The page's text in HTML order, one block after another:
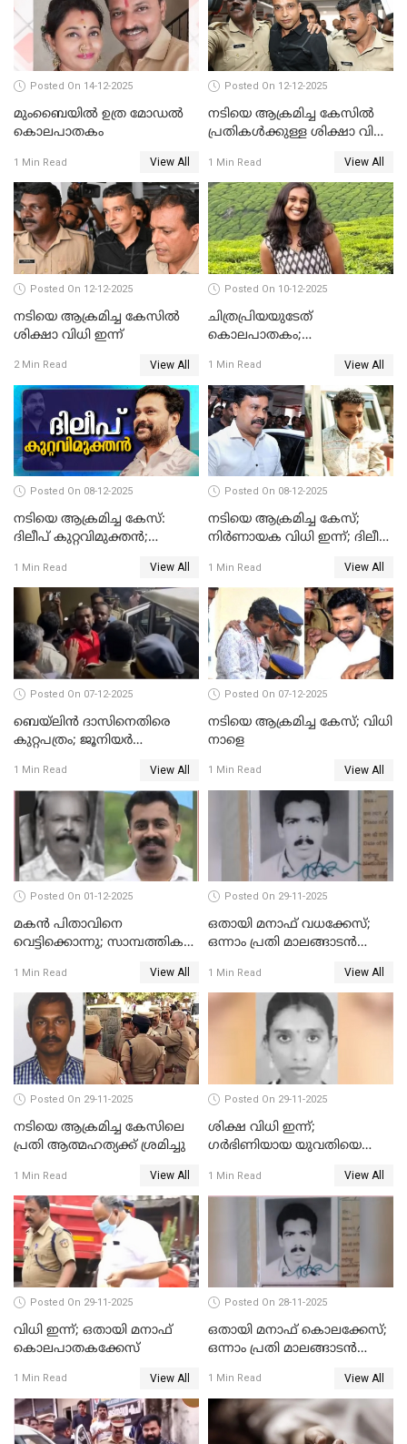
Posted On 14-12-2025
മുംബൈയില്‍ ഉത്ര മോഡല്‍
കൊലപാതകം
1 Min Read View All
Posted On 12-12-2025
നടിയെ ആക്രമിച്ച കേസില്‍
പ്രതികള്‍ക്കുള്ള ശിക്ഷാ വിധി
1 Min Read View All
Posted On 12-12-2025
നടിയെ ആക്രമിച്ച കേസിൽ
ശിക്ഷാ വിധി ഇന്ന്
2 Min Read View All
Posted On 10-12-2025
ചിത്രപ്രിയയുടേത്
കൊലപാതകം;
സമ്മതിച്ചെന്ന് പൊലീസ്
1 Min Read View All
Posted On 08-12-2025
നടിയെ ആക്രമിച്ച കേസ്:
ദിലീപ് കുറ്റവിമുക്തന്‍;
പ്രതികള്‍ കുറ്റക്കാര്‍;
ശിക്ഷവിധി 12 ന്
1 Min Read View All
Posted On 08-12-2025
നടിയെ ആക്രമിച്ച കേസ്;
നിർണായക വിധി ഇന്ന്; ദിലീപ്
1 Min Read View All
Posted On 07-12-2025
ബെയ്‌ലിന്‍ ദാസിനെതിരെ
കുറ്റപത്രം; ജൂനിയർ
മർദിച്ച കേസ്
1 Min Read View All
Posted On 07-12-2025
നടിയെ ആക്രമിച്ച കേസ്; വിധി
നാളെ
1 Min Read View All
Posted On 01-12-2025
മകൻ പിതാവിനെ
വെട്ടിക്കൊന്നു; സാമ്പത്തിക
1 Min Read View All
Posted On 29-11-2025
ഒതായി മനാഫ് വധക്കേസ്;
ഒന്നാം പ്രതി മാലങ്ങാടൻ
ഒരു ലക്ഷം രൂപ പിഴ
1 Min Read View All
Posted On 29-11-2025
നടിയെ ആക്രമിച്ച കേസിലെ
പ്രതി ആത്മഹത്യക്ക് ശ്രമിച്ചു
1 Min Read View All
Posted On 29-11-2025
ശിക്ഷ വിധി ഇന്ന്;
ഗർഭിണിയായ യുവതിയെ
കേസ്
1 Min Read View All
Posted On 29-11-2025
വിധി ഇന്ന്; ഒതായി മനാഫ്
കൊലപാതകക്കേസ്
1 Min Read View All
Posted On 28-11-2025
ഒതായി മനാഫ് കൊലക്കേസ്;
ഒന്നാം പ്രതി മാലങ്ങാടന്‍
1 Min Read View All